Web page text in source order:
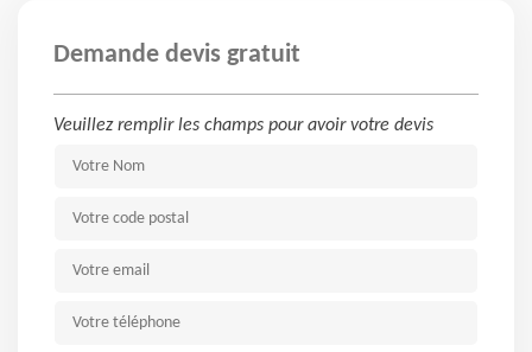
Demande devis gratuit
Veuillez remplir les champs pour avoir votre devis